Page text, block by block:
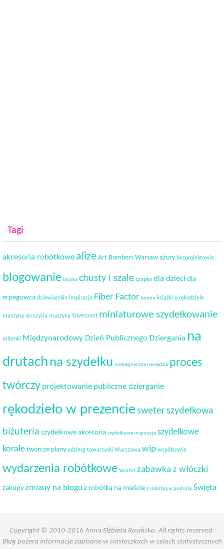
Tagi
akcesoria robótkowe alize Art Bombers Warsaw ażury bezprojektowie
blogowanie bluzka chusty i szale czapka dla dzieci dla
erpegowca dziewiarskie inspiracje Fiber Factor komin książki o rękodziele
maszyna do szycia maszyna Silvercrest miniaturowe szydełkowanie
mitenki Międzynarodowy Dzień Publicznego Dziergania na
drutachna szydełku niebezpieczne narzędzia proces
twórczy projektowanie publiczne dzierganie
rękodzieło w prezenciesweterszydełkowa
biżuteria szydełkowe akcesoria szydełkowe inspiracje szydełkowe
korale twórcze plany udzierg towarzyski Warszawa wip współszycie
wydarzenia robótkowe YarnArt zabawka z włóczki
zakupy zmiany na blogu z robótką na mieście z robótką w podróży Święta
Copyright © 2010-2016 Anna Elżbieta Rasińska. All rights reserved.
Blog pożera informacje zapisane w ciasteczkach w celach statystycznych